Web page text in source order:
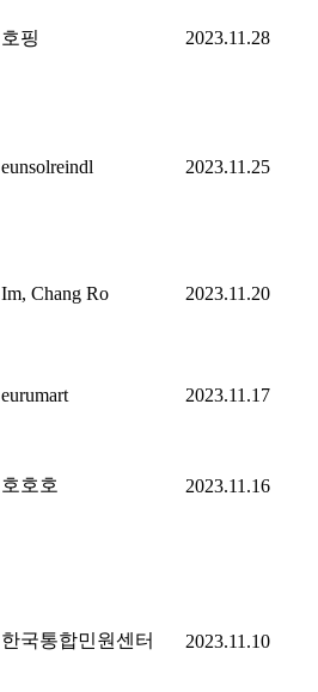
호핑 2023.11.28
eunsolreindl 2023.11.25
Im, Chang Ro 2023.11.20
eurumart 2023.11.17
호호호 2023.11.16
한국통합민원센터 2023.11.10